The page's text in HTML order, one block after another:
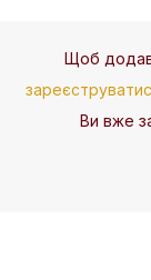
Щоб
Ви вже